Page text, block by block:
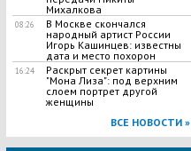
Михалкова
08:26
В Москве скончался
народный артист России
Игорь Кашинцев: известны
дата и место похорон
16:24
Раскрыт секрет картины
"Мона Лиза": под верхним
слоем портрет другой
женщины
ВСЕ НОВОСТИ »